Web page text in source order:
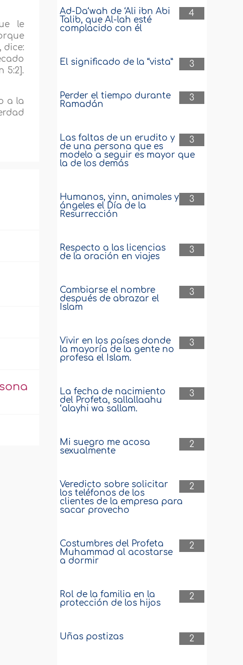
le
dice:
5:2].
a la
4
Ad-Da‘wah de ‘Ali ibn Abi
Talib, que Al-lah esté
complacido con él
3
El significado de la “vista”
3
Perder el tiempo durante
Ramadán
3
Las faltas de un erudito y
de una persona que es
modelo a seguir es mayor que
la de los demás
3
Humanos, yinn, animales y
ángeles el Día de la
Resurrección
3
Respecto a las licencias
de la oración en viajes
3
Cambiarse el nombre
después de abrazar el
Islam
3
Vivir en los países donde
la mayoría de la gente no
profesa el Islam.
3
La fecha de nacimiento
del Profeta, sallallaahu
‘alayhi wa sallam.
2
Mi suegro me acosa
sexualmente
2
Veredicto sobre solicitar
los teléfonos de los
clientes de la empresa para
sacar provecho
2
Costumbres del Profeta
Muhammad al acostarse
a dormir
2
Rol de la familia en la
protección de los hijos
2
Uñas postizas